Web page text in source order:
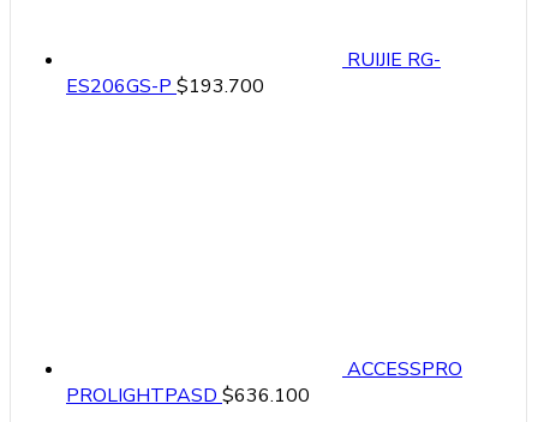
RUIJIE RG-
ES206GS-P $193.700
ACCESSPRO
PROLIGHTPASD $636.100